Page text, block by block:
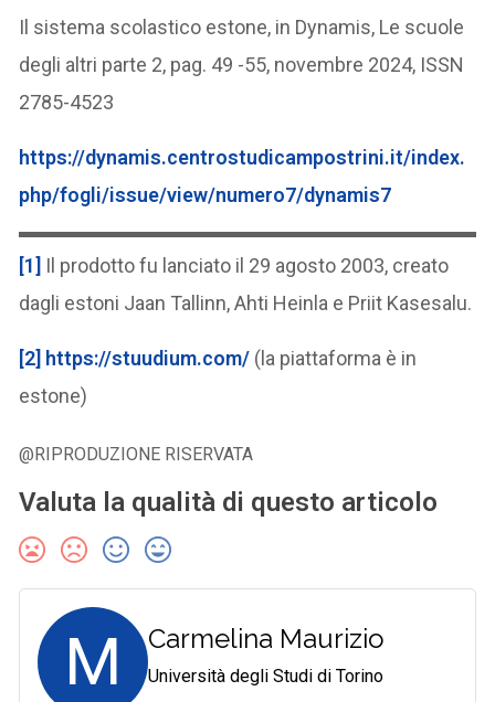
Il sistema scolastico estone, in Dynamis, Le scuole
degli altri parte 2, pag. 49 -55, novembre 2024, ISSN
2785-4523
https://dynamis.centrostudicampostrini.it/index.
php/fogli/issue/view/numero7/dynamis7
[1] Il prodotto fu lanciato il 29 agosto 2003, creato
dagli estoni Jaan Tallinn, Ahti Heinla e Priit Kasesalu.
[2] https://stuudium.com/ (la piattaforma è in
estone)
@RIPRODUZIONE RISERVATA
Valuta la qualità di questo articolo
M Carmelina Maurizio
Università degli Studi di Torino